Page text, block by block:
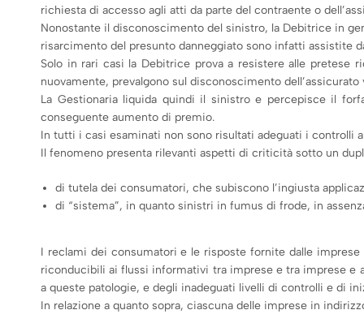
richiesta di accesso agli atti da parte del contraente o
Nonostante il disconoscimento del sinistro, la Debitrice in
risarcimento del presunto danneggiato sono infatti assistite
Solo in rari casi la Debitrice prova a resistere alle pretese
nuovamente, prevalgono sul disconoscimento
La Gestionaria liquida quindi il sinistro e percepisce il
conseguente aumento di premio.
In tutti i casi esaminati non sono risultati adeguati i controlli
Il fenomeno presenta rilevanti aspetti di criticità sotto un
di tutela dei consumatori, che subiscono l’ingiusta
di “sistema”, in quanto sinistri in fumus di frode, in
I reclami dei consumatori e le risposte fornite dalle
riconducibili ai flussi informativi tra imprese e tra imprese e
a queste patologie, e degli inadeguati livelli di controlli e di
In relazione a quanto sopra, ciascuna delle imprese in